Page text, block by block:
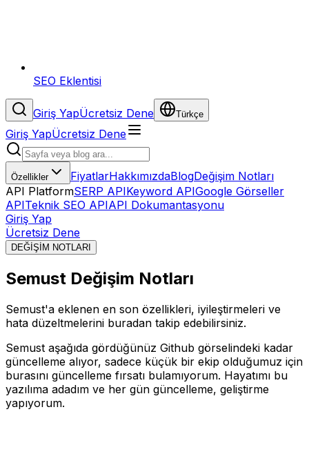
SEO Eklentisi
Giriş YapÜcretsiz Dene Türkçe
Giriş YapÜcretsiz Dene
Özellikler FiyatlarHakkımızdaBlogDeğişim Notları
API PlatformSERP APIKeyword APIGoogle Görseller
APITeknik SEO APIAPI Dokumantasyonu
Giriş Yap
Ücretsiz Dene
DEĞİŞİM NOTLARI
Semust Değişim Notları
Semust'a eklenen en son özellikleri, iyileştirmeleri ve
hata düzeltmelerini buradan takip edebilirsiniz.
Semust aşağıda gördüğünüz Github görselindeki kadar
güncelleme alıyor, sadece küçük bir ekip olduğumuz için
burasını güncelleme fırsatı bulamıyorum. Hayatımı bu
yazılıma adadım ve her gün güncelleme, geliştirme
yapıyorum.